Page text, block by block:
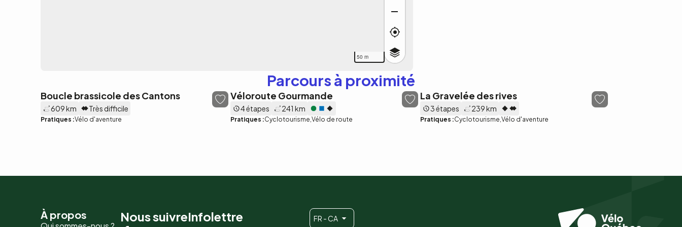
50 m
Parcours à proximité
Boucle brassicole des Cantons
609 km Très difficile
Pratiques :Vélo d'aventure
Véloroute Gourmande
4 étapes 241 km
Pratiques :Cyclotourisme Vélo de route
La Gravelée des rives
3 étapes 239 km
Pratiques :Cyclotourisme Vélo d'aventure
Pied
À propos Nous suivreInfolettre FR - CA